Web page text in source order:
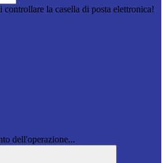
la casella di posta elettronica!
dell'operazione...